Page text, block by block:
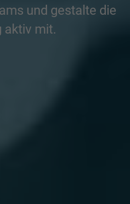
und gestalte die
aktiv mit.